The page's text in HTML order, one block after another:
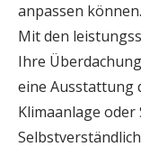
anpassen können.
Mit den
Ihre
eine Ausstattung
Klimaanlage